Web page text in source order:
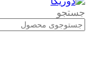
جستجو